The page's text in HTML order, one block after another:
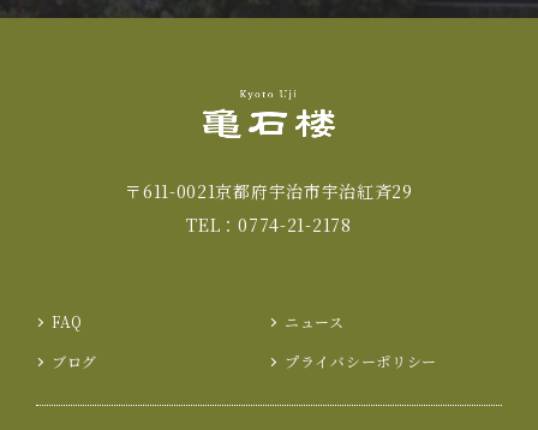
〒611-0021京都府宇治市宇治紅斉29
TEL：0774-21-2178
FAQ
ニュース
ブログ
プライバシーポリシー